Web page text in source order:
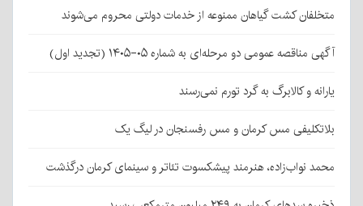
متخلفان کشت گیاهان ممنوعه از خدمات دولتی محروم می‌شوند
آگهی مناقصه عمومی دو مرحله‌ای به شماره ۰۵-۱۴۰۵ (تجدید اول)
یارانه و کالابرگ به گرد تورم نمی‌رسند
بلاتکلیفی مس کرمان و مس رفسنجان در لیگ یک
محمد نواب‌زاده، هنرمند پیشکسوت تئاتر و سینمای کرمان درگذشت